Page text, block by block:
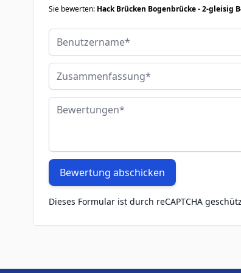
Sie bewerten: Hack Brücken Bogenbrücke - 2-gleisig
Benutzername
Zusammenfassung
Bewertungen
Bewertung abschicken
Dieses Formular ist durch reCAPTCHA